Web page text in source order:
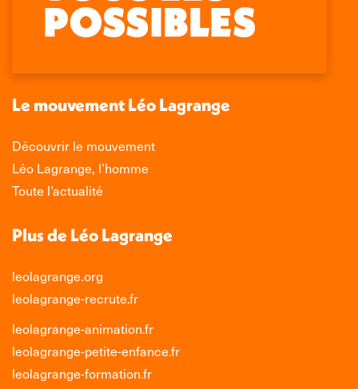
Facebook
s'ouvre
une
fenêtre
X
s'ouvre
une
fenêtre
LinkedIn
s'ouvre
une
fenêtre
Instagram
s'ouvre
une
nouvelle
fenêtre
Le mouvement Léo Lagrange
Découvrir le mouvement
Léo Lagrange, l’homme
Toute l’actualité
Plus de Léo Lagrange
leolagrange.org
leolagrange-recrute.fr
leolagrange-animation.fr
leolagrange-petite-enfance.fr
leolagrange-formation.fr